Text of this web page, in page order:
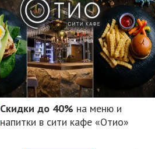
Скидки до 40% на меню и
напитки в сити кафе «Отио»